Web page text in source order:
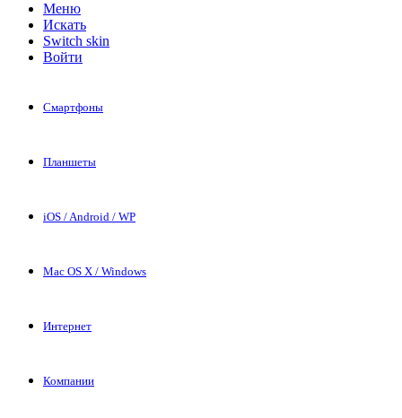
Меню
Искать
Switch skin
Войти
Смартфоны
Планшеты
iOS / Android / WP
Mac OS X / Windows
Интернет
Компании